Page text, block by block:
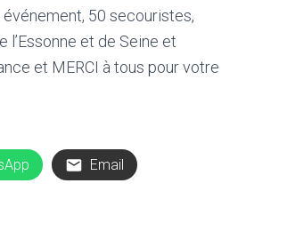
50 secouristes,
et de Seine et
et MERCI à tous pour votre
Email